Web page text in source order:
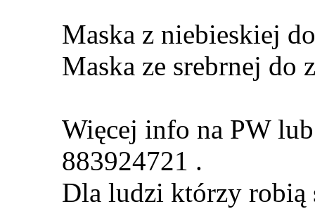
Maska z niebieskiej
Maska ze srebrnej do
Więcej info na PW
883924721 .
Dla ludzi którzy robią